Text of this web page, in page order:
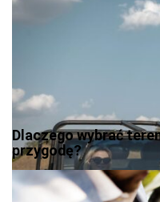
Dlaczego wybrać
przygodę?